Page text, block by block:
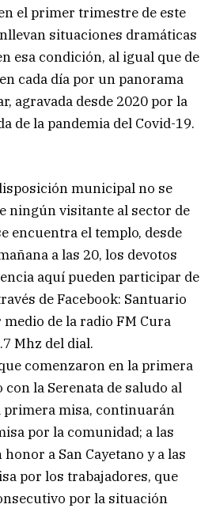
el primer trimestre de este
situaciones dramáticas
esa condición, al igual que de
cada día por un panorama
agravada desde 2020 por la
de la pandemia del Covid-19.
municipal no se
ningún visitante al sector de
encuentra el templo, desde
a las 20, los devotos
aquí pueden participar de
de Facebook: Santuario
medio de la radio FM Cura
Mhz del dial.
comenzaron en la primera
con la Serenata de saludo al
primera misa, continuarán
por la comunidad; a las
a San Cayetano y a las
por los trabajadores, que
por la situación